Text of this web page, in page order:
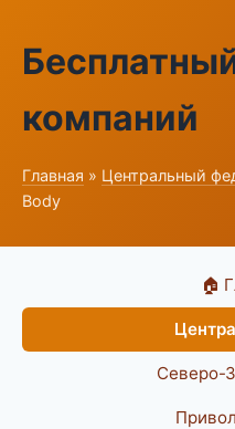
компаний
Главная » Центральный
Body
🏠
Северо-